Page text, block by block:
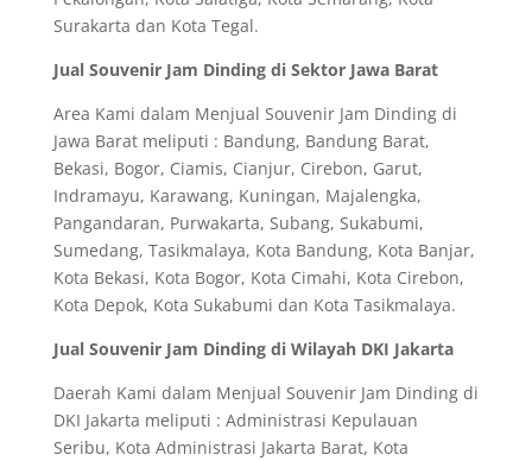
Surakarta dan Kota Tegal.
Jual Souvenir Jam Dinding di Sektor Jawa Barat
Area Kami dalam Menjual Souvenir Jam Dinding di
Jawa Barat meliputi : Bandung, Bandung Barat,
Bekasi, Bogor, Ciamis, Cianjur, Cirebon, Garut,
Indramayu, Karawang, Kuningan, Majalengka,
Pangandaran, Purwakarta, Subang, Sukabumi,
Sumedang, Tasikmalaya, Kota Bandung, Kota Banjar,
Kota Bekasi, Kota Bogor, Kota Cimahi, Kota Cirebon,
Kota Depok, Kota Sukabumi dan Kota Tasikmalaya.
Jual Souvenir Jam Dinding di Wilayah DKI Jakarta
Daerah Kami dalam Menjual Souvenir Jam Dinding di
DKI Jakarta meliputi : Administrasi Kepulauan
Seribu, Kota Administrasi Jakarta Barat, Kota